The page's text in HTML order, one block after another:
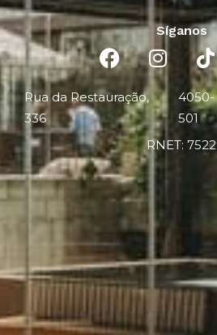
Síganos
Rua da Restauração,
336
4050-
501
RNET: 7522